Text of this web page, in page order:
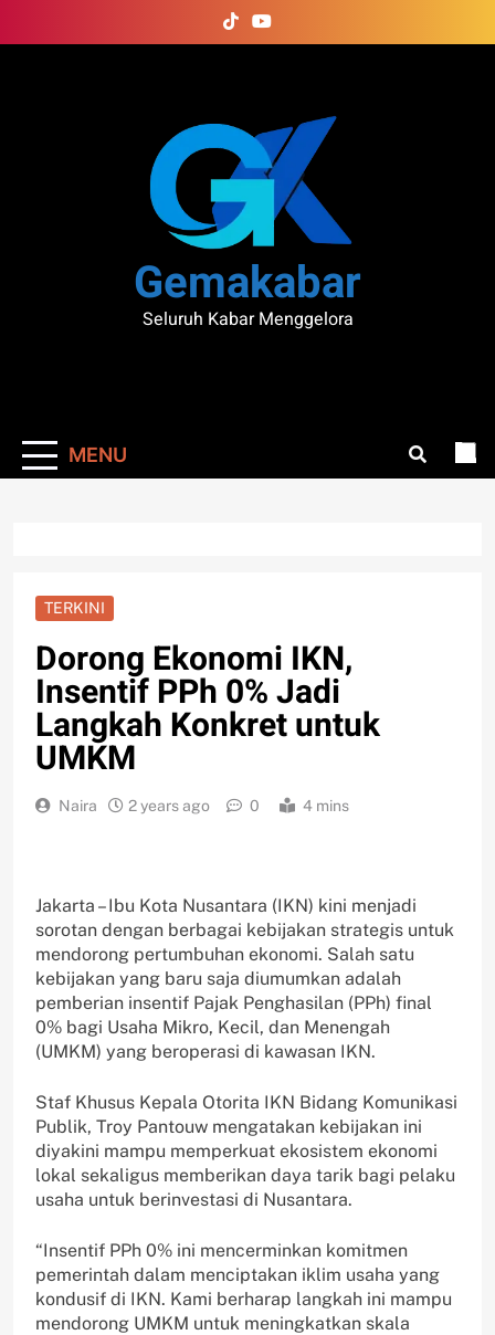
to
Gemakabar
Seluruh Kabar Menggelora
MENU
TERKINI
Dorong Ekonomi IKN,
Insentif PPh 0% Jadi
Langkah Konkret untuk
UMKM
Naira 2 years ago 0 4 mins
Jakarta – Ibu Kota Nusantara (IKN) kini menjadi
sorotan dengan berbagai kebijakan strategis untuk
mendorong pertumbuhan ekonomi. Salah satu
kebijakan yang baru saja diumumkan adalah
pemberian insentif Pajak Penghasilan (PPh) final
0% bagi Usaha Mikro, Kecil, dan Menengah
(UMKM) yang beroperasi di kawasan IKN.
Staf Khusus Kepala Otorita IKN Bidang Komunikasi
Publik, Troy Pantouw mengatakan kebijakan ini
diyakini mampu memperkuat ekosistem ekonomi
lokal sekaligus memberikan daya tarik bagi pelaku
usaha untuk berinvestasi di Nusantara.
“Insentif PPh 0% ini mencerminkan komitmen
pemerintah dalam menciptakan iklim usaha yang
kondusif di IKN. Kami berharap langkah ini mampu
mendorong UMKM untuk meningkatkan skala